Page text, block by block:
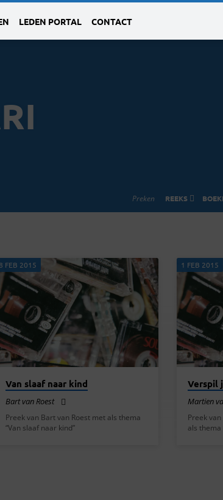
LEDEN PORTAL CONTACT
Preken REEKS
8 FEB 2015
Van slaaf naar kind
Bart van Roest
Preek van Bart van Roest met als thema
“Van slaaf naar kind”
1 FEB 2015
Verspil
Martien
Preek
als thema